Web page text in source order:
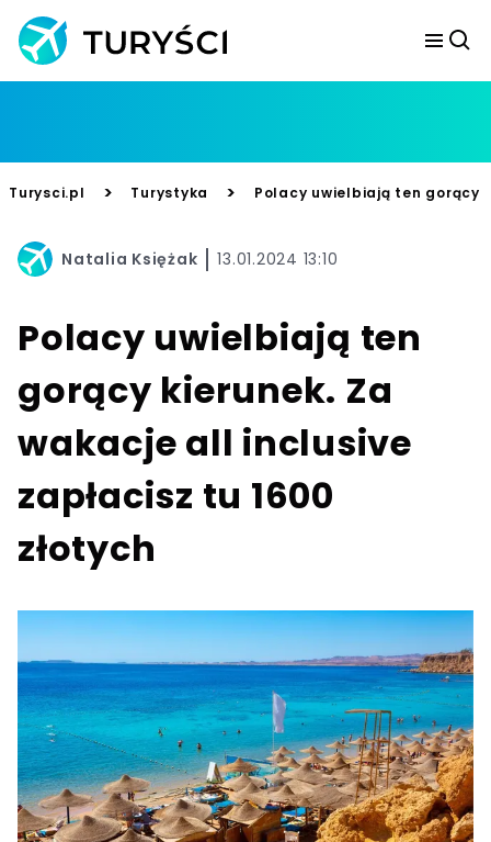
Turysci.pl > Turystyka > Polacy uwielbiają ten gorący
Natalia Księżak 13.01.2024 13:10
Polacy uwielbiają ten
gorący kierunek. Za
wakacje all inclusive
zapłacisz tu 1600
złotych